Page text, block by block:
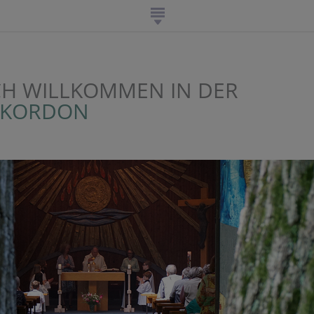
WILLKOMMEN IN DER